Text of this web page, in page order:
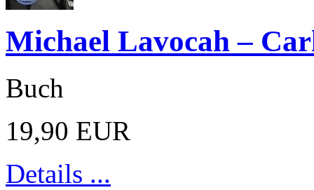
Michael Lavocah –
Buch
19,90 EUR
Details ...